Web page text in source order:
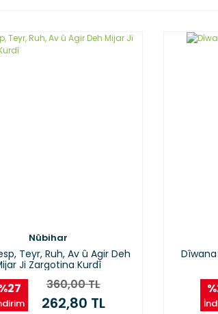
Nûbihar
Teyr, Ruh, Av û Agir Deh
Ji Zargotina Kurdî
360,00 TL
262,80 TL
Dîwana